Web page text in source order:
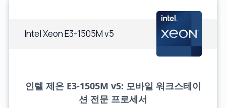
Intel Xeon E3-1505M v5
인텔 제온 E3-1505M v5: 모바일 워크스테이
션 전문 프로세서